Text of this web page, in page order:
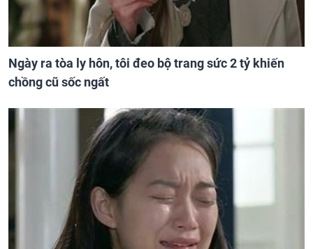
Ngày ra tòa ly hôn, tôi đeo bộ trang sức 2 tỷ khiến
chồng cũ sốc ngất